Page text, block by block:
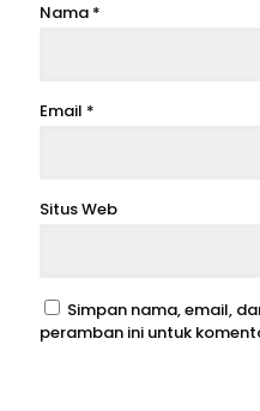
Nama *
Email *
Situs Web
Simpan nama, email,
peramban ini untuk